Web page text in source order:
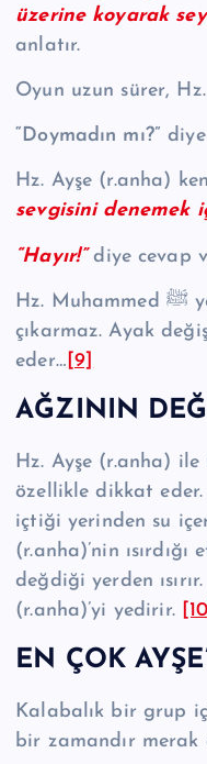
üzerine koyarak
anlatır.
“Doymadın mı?”
Hz. Ayşe (r.anha)
sevgisini denemek
“Hayır!”diye cevap
Hz. Muhammed ﷺ yorulmasına rağmen sesini
çıkarmaz. Ayak
eder… [9]
AĞZININ
Hz. Ayşe (r.anha)
özellikle dikkat eder.
içtiği yerinden su
(r.anha)’nin
değdiği yerden
(r.anha)’yi yedirir.
EN ÇOK
Kalabalık bir grup
bir zamandır